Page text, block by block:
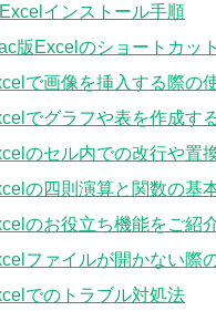
インストール手順
版Excelのショートカッ
で画像を挿入する際の
でグラフや表を作成す
のセル内での改行や置
の四則演算と関数の基
のお役立ち機能をご紹
ファイルが開かない際
でのトラブル対処法